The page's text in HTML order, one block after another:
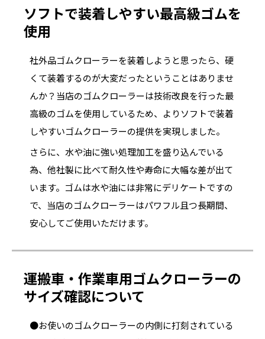
ソフトで装着しやすい最高級ゴムを
使用
社外品ゴムクローラーを装着しようと思ったら、硬
くて装着するのが大変だったということはありませ
んか？当店のゴムクローラーは技術改良を行った最
高級のゴムを使用しているため、よりソフトで装着
しやすいゴムクローラーの提供を実現しました。
さらに、水や油に強い処理加工を盛り込んでいる
為、他社製に比べて耐久性や寿命に大幅な差が出て
います。ゴムは水や油には非常にデリケートですの
で、当店のゴムクローラーはパワフル且つ長期間、
安心してご使用いただけます。
運搬車・作業車用ゴムクローラーの
サイズ確認について
●お使いのゴムクローラーの内側に打刻されている